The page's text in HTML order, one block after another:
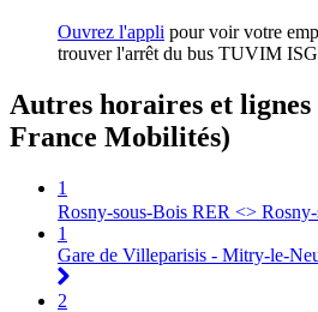
Ouvrez l'appli pour voir votre
trouver l'arrêt du bus TUVIM ISG
Autres horaires et lignes
France Mobilités)
1
Rosny-sous-Bois RER <>
1
Gare de Villeparisis - Mitry-le-
2